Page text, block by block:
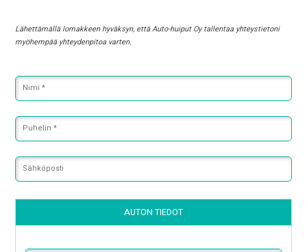
Lähettämällä lomakkeen hyväksyn, että Auto-huiput Oy tallentaa yhteystietoni
myöhempää yhteydenpitoa varten.
Nimi *
Puhelin *
Sähköposti
AUTON TIEDOT